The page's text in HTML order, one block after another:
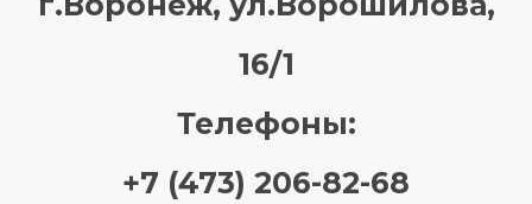
16/1
Телефоны:
+7 (473) 206-82-68